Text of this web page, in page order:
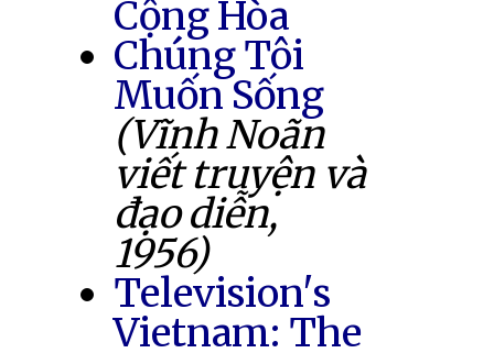
Cộng Hòa
Chúng Tôi
Muốn Sống
(Vĩnh Noãn
viết truyện và
đạo diễn,
1956)
Television's
Vietnam: The